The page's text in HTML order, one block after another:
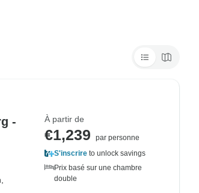
-
À partir de
€1,239
par personne
S'inscrire to unlock savings
Prix basé sur une chambre
double